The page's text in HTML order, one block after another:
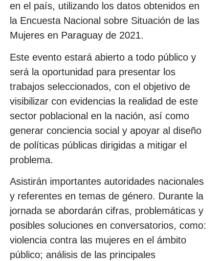
en el país, utilizando los datos obtenidos en
la Encuesta Nacional sobre Situación de las
Mujeres en Paraguay de 2021.
Este evento estará abierto a todo público y
será la oportunidad para presentar los
trabajos seleccionados, con el objetivo de
visibilizar con evidencias la realidad de este
sector poblacional en la nación, así como
generar conciencia social y apoyar al diseño
de políticas públicas dirigidas a mitigar el
problema.
Asistirán importantes autoridades nacionales
y referentes en temas de género. Durante la
jornada se abordarán cifras, problemáticas y
posibles soluciones en conversatorios, como:
violencia contra las mujeres en el ámbito
público; análisis de las principales